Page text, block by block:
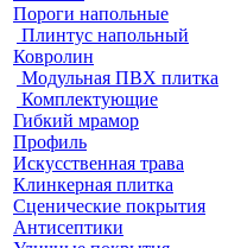
Пороги напольные
Плинтус напольный
Ковролин
Модульная ПВХ плитка
Комплектующие
Гибкий мрамор
Профиль
Искусственная трава
Клинкерная плитка
Сценические покрытия
Антисептики